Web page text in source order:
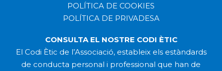
POLÍTICA DE COOKIES
POLÍTICA DE PRIVADESA
CONSULTA EL NOSTRE CODI ÈTIC
El Codi Ètic de l’Associació, estableix els estàndards
de conducta personal i professional que han de